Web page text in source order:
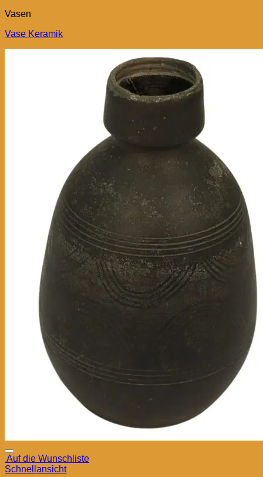
Vasen
Vase Keramik
Auf die Wunschliste
Schnellansicht